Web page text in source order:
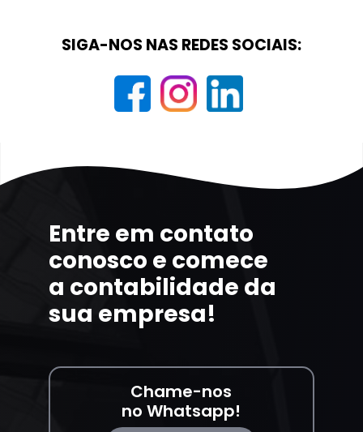
SIGA-NOS NAS REDES SOCIAIS:
Entre em contato
conosco e comece
a contabilidade da
sua empresa!
Chame-nos
no Whatsapp!